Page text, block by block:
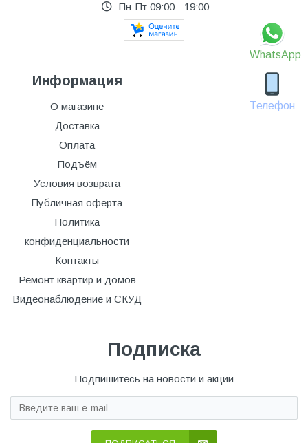
WhatsApp
Телефон
Пн-Пт 09:00 - 19:00
Информация
О магазине
Доставка
Оплата
Подъём
Условия возврата
Публичная оферта
Политика
конфиденциальности
Контакты
Ремонт квартир и домов
Видеонаблюдение и СКУД
Подписка
Подпишитесь на новости и акции